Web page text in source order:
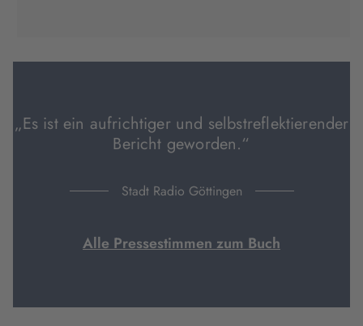
Tab
Tab
Tab
„Es ist ein aufrichtiger und selbstreflektierender
Bericht geworden.“
Stadt Radio Göttingen
Alle Pressestimmen zum Buch